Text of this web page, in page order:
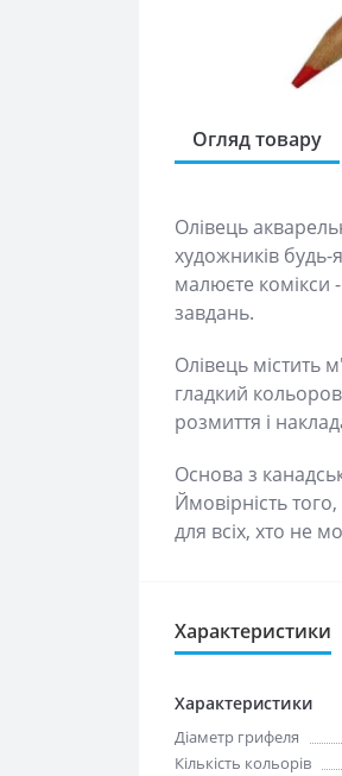
Огляд товару
Олівець
художників будь-
малюєте комікси
завдань.
Олівець містить
гладкий
розмиття і
Основа з
Ймовірність
для всіх, хто не
Характеристики
Характеристики
Діаметр грифеля
Кількість кольорів